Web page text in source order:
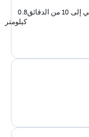
الدقائق
0.8
كيلومتر